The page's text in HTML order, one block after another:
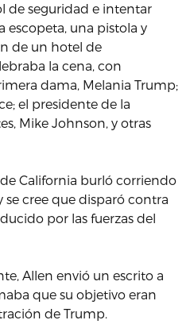
de seguridad e intentar
una pistola y
de un hotel de
la cena, con
dama, Melania Trump;
el presidente de la
Mike Johnson, y otras
California burló corriendo
cree que disparó contra
por las fuerzas del
Allen envió un escrito a
que su objetivo eran
de Trump.